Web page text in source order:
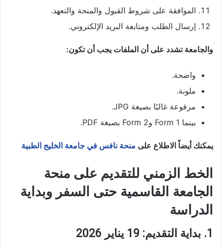
الموافقة على شروط القبول والمنحة والتعهد.
إرسال الطلب ومتابعة البريد الإلكتروني.
والجامعة تشدد على أن الملفات يجب أن تكون:
واضحة.
ملونة.
مرفوعة غالبًا بصيغة JPG.
بينما Form 1 وForm 2 بصيغة PDF.
يمكنك أيضاً الاطلاع على منحة نافس في جامعة الخليج الطبية
الخط الزمني للتقديم على منحة
الجامعة القاسمية حتى السفر وبداية
الدراسة
1. بداية التقديم: 19 يناير 2026